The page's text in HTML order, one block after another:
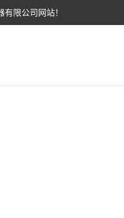
限公司网站！